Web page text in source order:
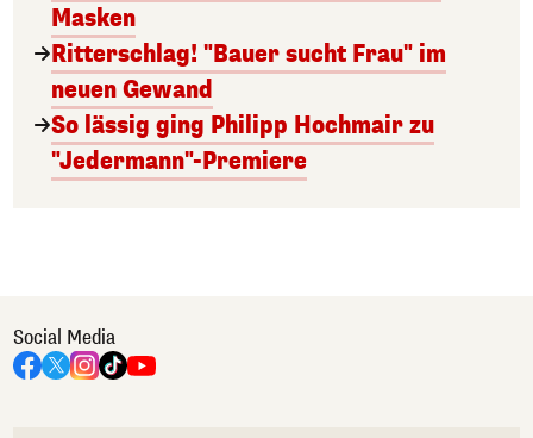
Masken
Ritterschlag! "Bauer sucht Frau" im
neuen Gewand
So lässig ging Philipp Hochmair zu
"Jedermann"-Premiere
Social Media